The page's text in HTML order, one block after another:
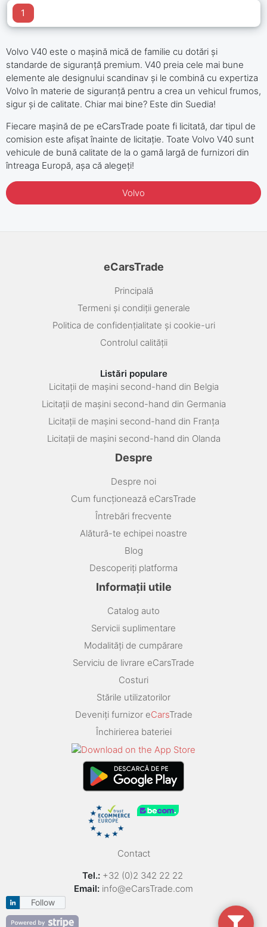
1
Volvo V40 este o mașină mică de familie cu dotări și
standarde de siguranță premium. V40 preia cele mai bune
elemente ale designului scandinav și le combină cu expertiza
Volvo în materie de siguranță pentru a crea un vehicul frumos,
sigur și de calitate. Chiar mai bine? Este din Suedia!
Fiecare mașină de pe eCarsTrade poate fi licitată, dar tipul de
comision este afișat înainte de licitație. Toate Volvo V40 sunt
vehicule de bună calitate de la o gamă largă de furnizori din
întreaga Europă, așa că alegeți!
Volvo
eCarsTrade
Principală
Termeni și condiții generale
Politica de confidențialitate și cookie-uri
Controlul calității
Listări populare
Licitații de mașini second-hand din Belgia
Licitații de mașini second-hand din Germania
Licitații de mașini second-hand din Franța
Licitații de mașini second-hand din Olanda
Despre
Despre noi
Cum funcționează eCarsTrade
Întrebări frecvente
Alătură-te echipei noastre
Blog
Descoperiți platforma
Informații utile
Catalog auto
Servicii suplimentare
Modalități de cumpărare
Serviciu de livrare eCarsTrade
Costuri
Stările utilizatorilor
Deveniți furnizor eCarsTrade
Închirierea bateriei
Contact
Tel.: +32 (0)2 342 22 22
Email: info@eCarsTrade.com
Follow